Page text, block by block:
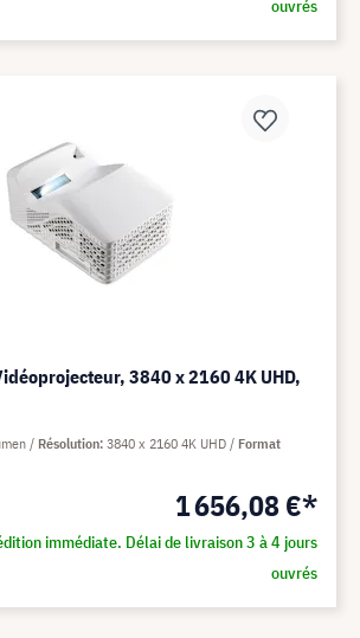
ouvrés
3840 x 2160 4K UHD,
1 656,08 €*
immédiate. Délai de livraison 3 à 4 jours
ouvrés
Résolution 3840 x 2160 4K UHD
Format